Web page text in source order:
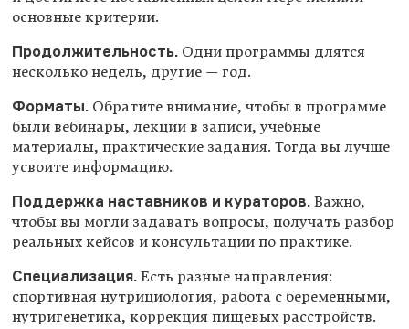
основные критерии.
Продолжительность. Одни программы длятся
несколько недель, другие — год.
Форматы. Обратите внимание, чтобы в программе
были вебинары, лекции в записи, учебные
материалы, практические задания. Тогда вы лучше
усвоите информацию.
Поддержка наставников и кураторов. Важно,
чтобы вы могли задавать вопросы, получать разбор
реальных кейсов и консультации по практике.
Специализация. Есть разные направления:
спортивная нутрициология, работа с беременными,
нутригенетика, коррекция пищевых расстройств.